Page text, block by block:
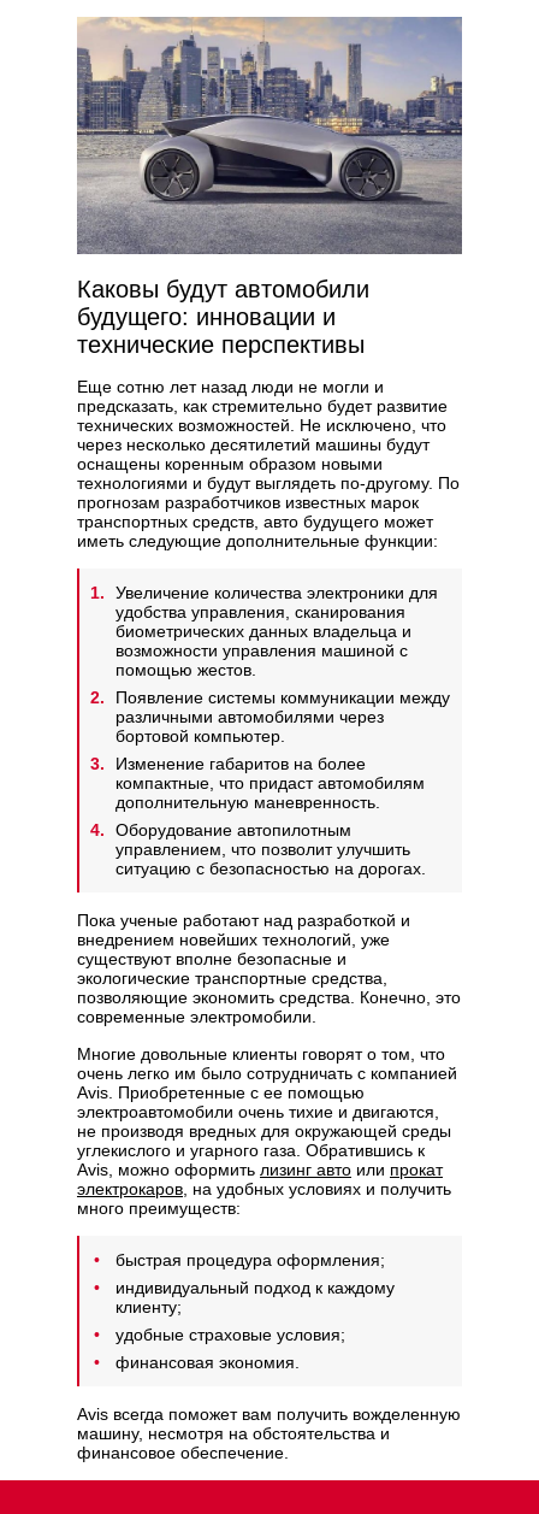
Каковы будут автомобили
будущего: инновации и
технические перспективы
Еще сотню лет назад люди не могли и
предсказать, как стремительно будет развитие
технических возможностей. Не исключено, что
через несколько десятилетий машины будут
оснащены коренным образом новыми
технологиями и будут выглядеть по-другому. По
прогнозам разработчиков известных марок
транспортных средств, авто будущего может
иметь следующие дополнительные функции:
Увеличение количества электроники для
удобства управления, сканирования
биометрических данных владельца и
возможности управления машиной с
помощью жестов.
Появление системы коммуникации между
различными автомобилями через
бортовой компьютер.
Изменение габаритов на более
компактные, что придаст автомобилям
дополнительную маневренность.
Оборудование автопилотным
управлением, что позволит улучшить
ситуацию с безопасностью на дорогах.
Пока ученые работают над разработкой и
внедрением новейших технологий, уже
существуют вполне безопасные и
экологические транспортные средства,
позволяющие экономить средства. Конечно, это
современные электромобили.
Многие довольные клиенты говорят о том, что
очень легко им было сотрудничать с компанией
Avis. Приобретенные с ее помощью
электроавтомобили очень тихие и двигаются,
не производя вредных для окружающей среды
углекислого и угарного газа. Обратившись к
Avis, можно оформить лизинг авто или прокат
электрокаров , на удобных условиях и получить
много преимуществ:
быстрая процедура оформления;
индивидуальный подход к каждому
клиенту;
удобные страховые условия;
финансовая экономия.
Avis всегда поможет вам получить вожделенную
машину, несмотря на обстоятельства и
финансовое обеспечение.